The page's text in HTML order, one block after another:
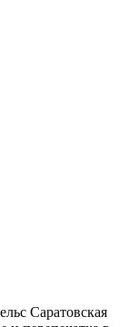
Саратовская